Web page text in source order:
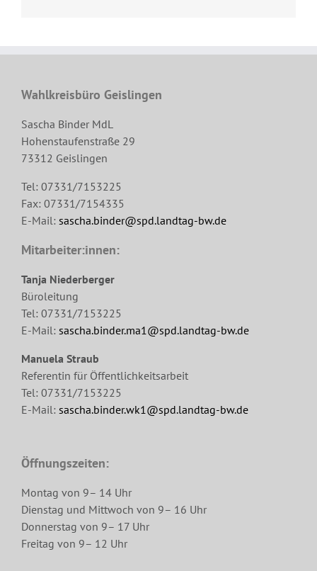
Wahlkreisbüro Geislingen
Sascha Binder MdL
Hohenstaufenstraße 29
73312 Geislingen
Tel: 07331/7153225
Fax: 07331/7154335
E-Mail: sascha.binder@spd.landtag-bw.de
Mitarbeiter:innen:
Tanja Niederberger
Büroleitung
Tel: 07331/7153225
E-Mail: sascha.binder.ma1@spd.landtag-bw.de
Manuela Straub
Referentin für Öffentlichkeitsarbeit
Tel: 07331/7153225
E-Mail: sascha.binder.wk1@spd.landtag-bw.de
Öffnungszeiten:
Montag von 9– 14 Uhr
Dienstag und Mittwoch von 9– 16 Uhr
Donnerstag von 9– 17 Uhr
Freitag von 9– 12 Uhr